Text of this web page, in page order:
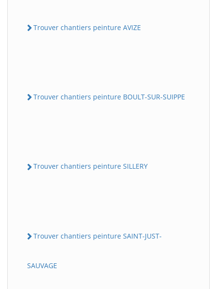
Trouver chantiers peinture AVIZE
Trouver chantiers peinture BOULT-SUR-SUIPPE
Trouver chantiers peinture SILLERY
Trouver chantiers peinture SAINT-JUST-
SAUVAGE